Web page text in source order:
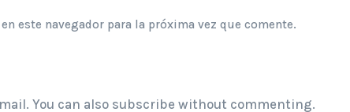
este navegador para la próxima vez que comente.
You can also subscribe without commenting.